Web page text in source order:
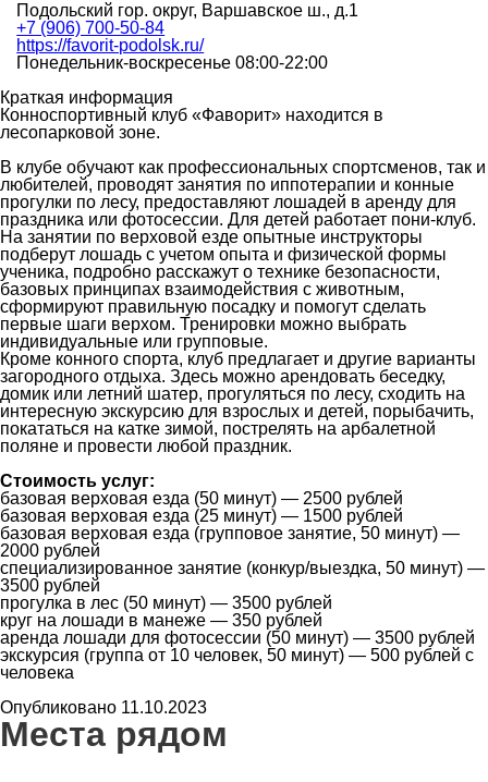
Подольский гор. округ, Варшавское ш., д.1
+7 (906) 700-50-84
https://favorit-podolsk.ru/
Понедельник-воскресенье 08:00-22:00
Краткая информация
Конноспортивный клуб «Фаворит» находится в
лесопарковой зоне.
В клубе обучают как профессиональных спортсменов, так и
любителей, проводят занятия по иппотерапии и конные
прогулки по лесу, предоставляют лошадей в аренду для
праздника или фотосессии. Для детей работает пони-клуб.
На занятии по верховой езде опытные инструкторы
подберут лошадь с учетом опыта и физической формы
ученика, подробно расскажут о технике безопасности,
базовых принципах взаимодействия с животным,
сформируют правильную посадку и помогут сделать
первые шаги верхом. Тренировки можно выбрать
индивидуальные или групповые.
Кроме конного спорта, клуб предлагает и другие варианты
загородного отдыха. Здесь можно арендовать беседку,
домик или летний шатер, прогуляться по лесу, сходить на
интересную экскурсию для взрослых и детей, порыбачить,
покататься на катке зимой, пострелять на арбалетной
поляне и провести любой праздник.
Стоимость услуг:
базовая верховая езда (50 минут) — 2500 рублей
базовая верховая езда (25 минут) — 1500 рублей
базовая верховая езда (групповое занятие, 50 минут) —
2000 рублей
специализированное занятие (конкур/выездка, 50 минут) —
3500 рублей
прогулка в лес (50 минут) — 3500 рублей
круг на лошади в манеже — 350 рублей
аренда лошади для фотосессии (50 минут) — 3500 рублей
экскурсия (группа от 10 человек, 50 минут) — 500 рублей с
человека
Опубликовано 11.10.2023
Места рядом